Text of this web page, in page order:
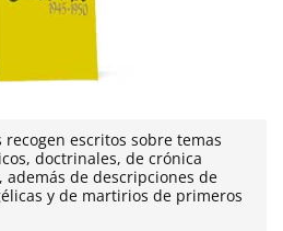
recogen escritos sobre temas
doctrinales, de crónica
además de descripciones de
y de martirios de primeros